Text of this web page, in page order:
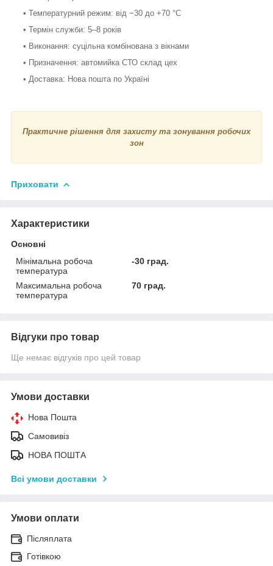
• Температурний режим: від −30 до +70 °С
• Термін служби: 5–8 років
• Виконання: суцільна комбінована з вікнами
• Призначення: автомийка СТО склад цех
• Доставка: Нова пошта по Україні
Практичне рішення для захисту та зонування робочих
зон
Приховати
Характеристики
Основні
Мінімальна робоча
температура
-30 град.
Максимальна робоча
температура
70 град.
Відгуки про товар
Ще немає відгуків про цей товар
Умови доставки
Нова Пошта
Самовивіз
НОВА ПОШТА
Всі умови доставки
Умови оплати
Післяплата
Готівкою